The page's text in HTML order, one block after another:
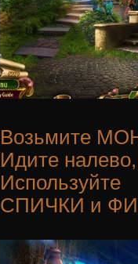
Возьмите
Идите
СПИЧКИ и